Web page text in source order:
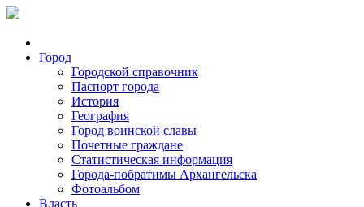
Город
Городской справочник
Паспорт города
История
География
Город воинской славы
Почетные граждане
Статистическая информация
Города-побратимы Архангельска
Фотоальбом
Власть